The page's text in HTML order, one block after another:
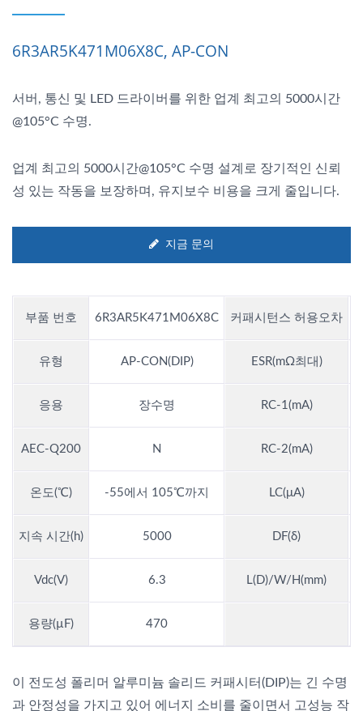
6R3AR5K471M06X8C, AP-CON
서버, 통신 및 LED 드라이버를 위한 업계 최고의 5000시간
@105°C 수명.
업계 최고의 5000시간@105°C 수명 설계로 장기적인 신뢰
성 있는 작동을 보장하며, 유지보수 비용을 크게 줄입니다.
지금 문의
부품 번호 6R3AR5K471M06X8C 커패시턴스 허용오차
유형 AP-CON(DIP) ESR(mΩ최대)
응용 장수명 RC-1(mA)
AEC-Q200 N RC-2(mA)
온도(℃) -55에서 105℃까지 LC(μA)
지속 시간(h) 5000 DF(δ)
Vdc(V) 6.3 L(D)/W/H(mm)
용량(µF) 470
이 전도성 폴리머 알루미늄 솔리드 커패시터(DIP)는 긴 수명
과 안정성을 가지고 있어 에너지 소비를 줄이면서 고성능 작